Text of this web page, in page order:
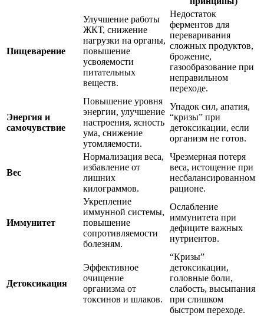
Пищеварение
Улучшение работы
ЖКТ, снижение
нагрузки на органы,
повышение
усвояемости
питательных
веществ.
Недостаток
ферментов для
переваривания
сложных продуктов,
брожение,
газообразование при
неправильном
переходе.
Энергия и
самочувствие
Повышение уровня
энергии, улучшение
настроения, ясность
ума, снижение
утомляемости.
Упадок сил, апатия,
“кризы” при
детоксикации, если
организм не готов.
Вес
Нормализация веса,
избавление от
лишних
килограммов.
Чрезмерная потеря
веса, истощение при
несбалансированном
рационе.
Иммунитет
Укрепление
иммунной системы,
повышение
сопротивляемости
болезням.
Ослабление
иммунитета при
дефиците важных
нутриентов.
Детоксикация
Эффективное
очищение
организма от
токсинов и шлаков.
“Кризы”
детоксикации,
головные боли,
слабость, высыпания
при слишком
быстром переходе.